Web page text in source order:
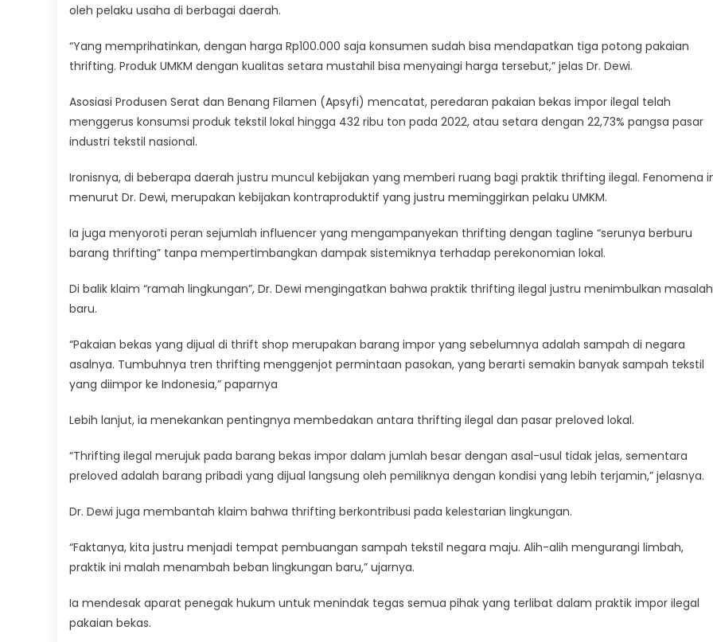
oleh pelaku usaha di berbagai daerah.
“Yang memprihatinkan, dengan harga Rp100.000 saja konsumen sudah bisa mendapatkan tiga potong pakaian
thrifting. Produk UMKM dengan kualitas setara mustahil bisa menyaingi harga tersebut,” jelas Dr. Dewi.
Asosiasi Produsen Serat dan Benang Filamen (Apsyfi) mencatat, peredaran pakaian bekas impor ilegal telah
menggerus konsumsi produk tekstil lokal hingga 432 ribu ton pada 2022, atau setara dengan 22,73% pangsa pasar
industri tekstil nasional.
Ironisnya, di beberapa daerah justru muncul kebijakan yang memberi ruang bagi praktik thrifting ilegal. Fenomena
menurut Dr. Dewi, merupakan kebijakan kontraproduktif yang justru meminggirkan pelaku UMKM.
Ia juga menyoroti peran sejumlah influencer yang mengampanyekan thrifting dengan tagline “serunya berburu
barang thrifting” tanpa mempertimbangkan dampak sistemiknya terhadap perekonomian lokal.
Di balik klaim “ramah lingkungan”, Dr. Dewi mengingatkan bahwa praktik thrifting ilegal justru menimbulkan masalah
baru.
“Pakaian bekas yang dijual di thrift shop merupakan barang impor yang sebelumnya adalah sampah di negara
asalnya. Tumbuhnya tren thrifting menggenjot permintaan pasokan, yang berarti semakin banyak sampah tekstil
yang diimpor ke Indonesia,” paparnya
Lebih lanjut, ia menekankan pentingnya membedakan antara thrifting ilegal dan pasar preloved lokal.
“Thrifting ilegal merujuk pada barang bekas impor dalam jumlah besar dengan asal-usul tidak jelas, sementara
preloved adalah barang pribadi yang dijual langsung oleh pemiliknya dengan kondisi yang lebih terjamin,” jelasnya.
Dr. Dewi juga membantah klaim bahwa thrifting berkontribusi pada kelestarian lingkungan.
“Faktanya, kita justru menjadi tempat pembuangan sampah tekstil negara maju. Alih-alih mengurangi limbah,
praktik ini malah menambah beban lingkungan baru,” ujarnya.
Ia mendesak aparat penegak hukum untuk menindak tegas semua pihak yang terlibat dalam praktik impor ilegal
pakaian bekas.